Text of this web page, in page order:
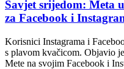
Savjet srijedom: Meta
za Facebook i
Korisnici Instagrama i
s plavom kvačicom. Objavio
Mete na svojim Facebook i